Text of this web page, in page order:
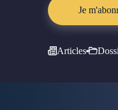
Je
Articles